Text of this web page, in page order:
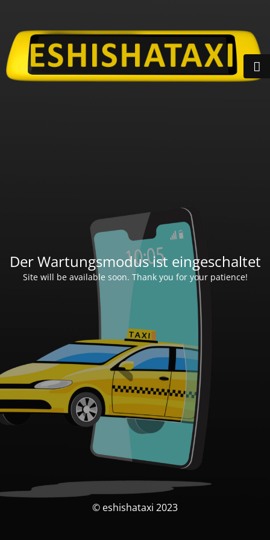
Der Wartungsmodus ist eingeschaltet
Site will be available soon. Thank you for your patience!
© eshishataxi 2023